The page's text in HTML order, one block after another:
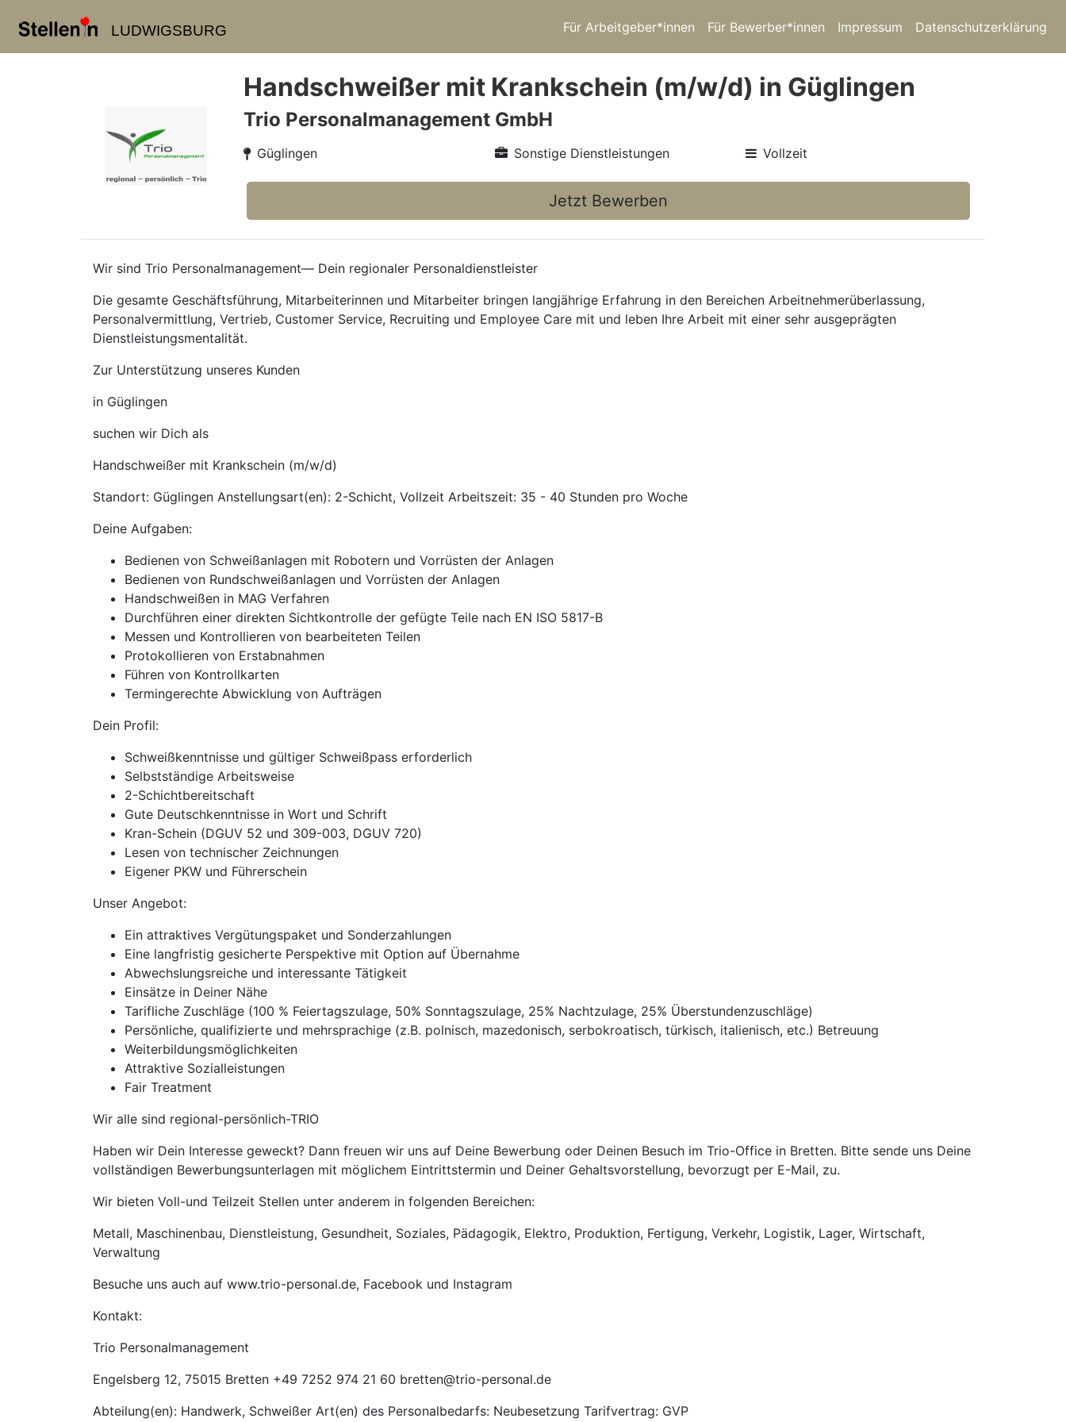
LUDWIGSBURG Für Arbeitgeber*innen Für Bewerber*innen Impressum Datenschutzerklärung
Handschweißer mit Krankschein (m/w/d) in Güglingen
Trio Personalmanagement GmbH
Güglingen Sonstige Dienstleistungen Vollzeit
Jetzt Bewerben
Wir sind Trio Personalmanagement— Dein regionaler Personaldienstleister
Die gesamte Geschäftsführung, Mitarbeiterinnen und Mitarbeiter bringen langjährige Erfahrung in den Bereichen Arbeitnehmerüberlassung,
Personalvermittlung, Vertrieb, Customer Service, Recruiting und Employee Care mit und leben Ihre Arbeit mit einer sehr ausgeprägten
Dienstleistungsmentalität.
Zur Unterstützung unseres Kunden
in Güglingen
suchen wir Dich als
Handschweißer mit Krankschein (m/w/d)
Standort: Güglingen Anstellungsart(en): 2-Schicht, Vollzeit Arbeitszeit: 35 - 40 Stunden pro Woche
Deine Aufgaben:
Bedienen von Schweißanlagen mit Robotern und Vorrüsten der Anlagen
Bedienen von Rundschweißanlagen und Vorrüsten der Anlagen
Handschweißen in MAG Verfahren
Durchführen einer direkten Sichtkontrolle der gefügte Teile nach EN ISO 5817-B
Messen und Kontrollieren von bearbeiteten Teilen
Protokollieren von Erstabnahmen
Führen von Kontrollkarten
Termingerechte Abwicklung von Aufträgen
Dein Profil:
Schweißkenntnisse und gültiger Schweißpass erforderlich
Selbstständige Arbeitsweise
2-Schichtbereitschaft
Gute Deutschkenntnisse in Wort und Schrift
Kran-Schein (DGUV 52 und 309-003, DGUV 720)
Lesen von technischer Zeichnungen
Eigener PKW und Führerschein
Unser Angebot:
Ein attraktives Vergütungspaket und Sonderzahlungen
Eine langfristig gesicherte Perspektive mit Option auf Übernahme
Abwechslungsreiche und interessante Tätigkeit
Einsätze in Deiner Nähe
Tarifliche Zuschläge (100 % Feiertagszulage, 50% Sonntagszulage, 25% Nachtzulage, 25% Überstundenzuschläge)
Persönliche, qualifizierte und mehrsprachige (z.B. polnisch, mazedonisch, serbokroatisch, türkisch, italienisch, etc.) Betreuung
Weiterbildungsmöglichkeiten
Attraktive Sozialleistungen
Fair Treatment
Wir alle sind regional-persönlich-TRIO
Haben wir Dein Interesse geweckt? Dann freuen wir uns auf Deine Bewerbung oder Deinen Besuch im Trio-Office in Bretten. Bitte sende uns Deine
vollständigen Bewerbungsunterlagen mit möglichem Eintrittstermin und Deiner Gehaltsvorstellung, bevorzugt per E-Mail, zu.
Wir bieten Voll-und Teilzeit Stellen unter anderem in folgenden Bereichen:
Metall, Maschinenbau, Dienstleistung, Gesundheit, Soziales, Pädagogik, Elektro, Produktion, Fertigung, Verkehr, Logistik, Lager, Wirtschaft,
Verwaltung
Besuche uns auch auf www.trio-personal.de, Facebook und Instagram
Kontakt:
Trio Personalmanagement
Engelsberg 12, 75015 Bretten +49 7252 974 21 60 bretten@trio-personal.de
Abteilung(en): Handwerk, Schweißer Art(en) des Personalbedarfs: Neubesetzung Tarifvertrag: GVP